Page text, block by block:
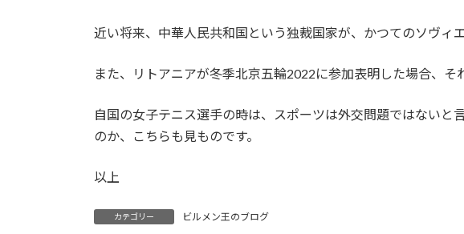
近い将来、中華人民共和国という独裁国家が、かつてのソヴィ
また、リトアニアが冬季北京五輪2022に参加表明した場合、そ
自国の女子テニス選手の時は、スポーツは外交問題ではない
のか、こちらも見ものです。
以上
カテゴリー ビルメン王のブログ